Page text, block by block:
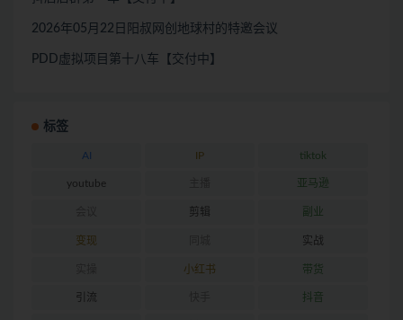
2026年05月22日阳叔网创地球村的特邀会议
PDD虚拟项目第十八车【交付中】
标签
AI IP tiktok
youtube 亚马逊
剪辑 副业
变现 实战
小红书 带货
引流 抖音